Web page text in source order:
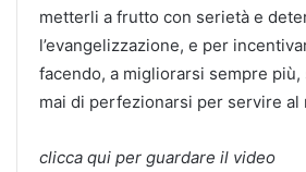
metterli a frutto con serietà e
l’evangelizzazione, e per
facendo, a migliorarsi sempre più,
mai di perfezionarsi per servire al
clicca qui per guardare il video